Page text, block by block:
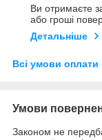
Ви отримаєте
або гроші
Детальніше
Всі умови оплати
Умови
Законом не